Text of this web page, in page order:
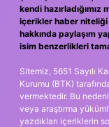
kendi
içerikler haber
hakkında paylaşım
isim benzerlikleri
Sitemiz, 5651 Sayılı
Kurumu (BTK)
vermektedir. Bu
veya araştırma
yazdıkları içeriklerin